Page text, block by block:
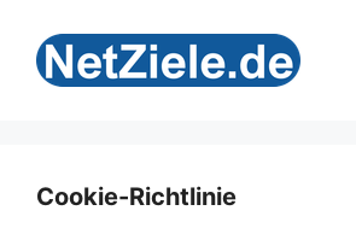
Inhalt
springen
Cookie-Richtlinie